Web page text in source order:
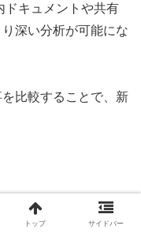
ドキュメントや共有
深い分析が可能にな
比較することで、新
アップロード
トップ サイドバー